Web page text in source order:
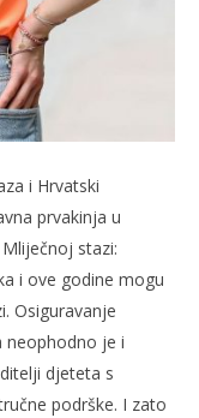
i Hrvatski
prvakinja u
stazi:
i ove godine mogu
Osiguravanje
neophodno je i
djeteta s
podrške. I zato